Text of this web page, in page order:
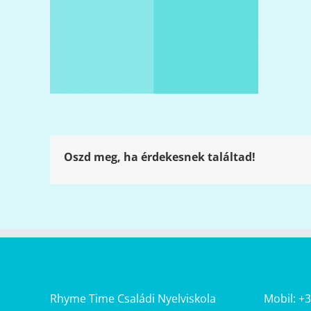
Oszd meg, ha érdekesnek találtad!
Rhyme Time Családi Nyelviskola Mobil: